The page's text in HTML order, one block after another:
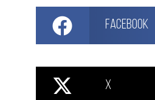
Facebook
X